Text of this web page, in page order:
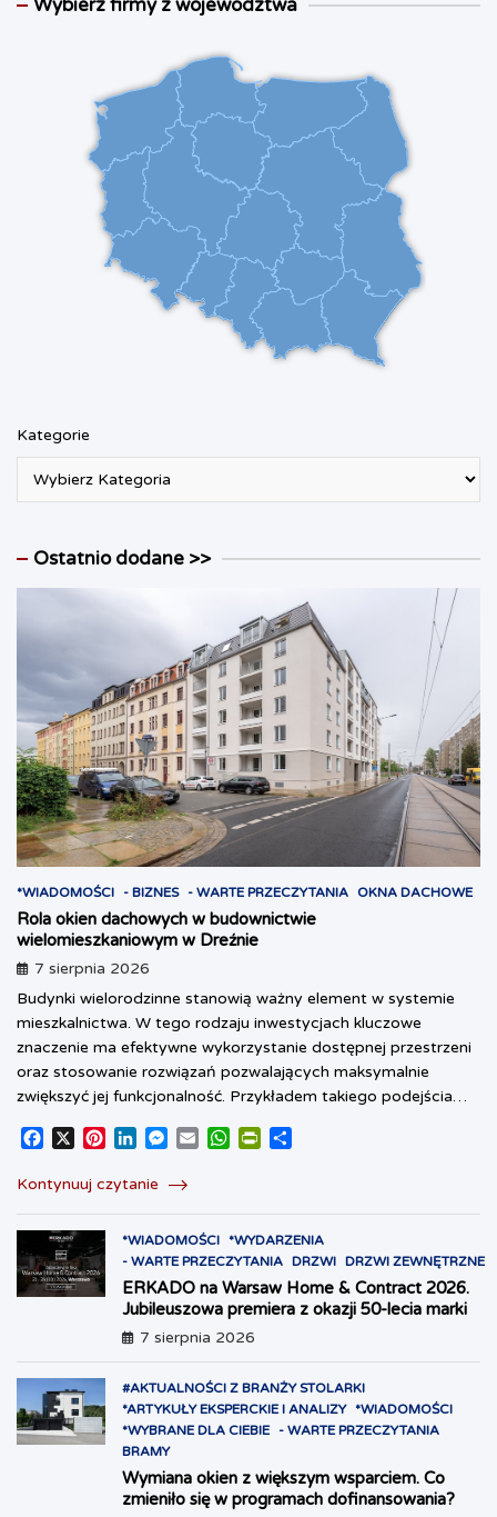
Wybierz firmy z województwa
Kategorie
Ostatnio dodane >>
*WIADOMOŚCI - BIZNES - WARTE PRZECZYTANIA OKNA DACHOWE
Rola okien dachowych w budownictwie
wielomieszkaniowym w Dreźnie
7 sierpnia 2026
Budynki wielorodzinne stanowią ważny element w systemie
mieszkalnictwa. W tego rodzaju inwestycjach kluczowe
znaczenie ma efektywne wykorzystanie dostępnej przestrzeni
oraz stosowanie rozwiązań pozwalających maksymalnie
zwiększyć jej funkcjonalność. Przykładem takiego podejścia…
c
b
o
k
X
n
n
d
I
n
M
s
n
g
e
r
l
W
A
p
p
F
r
i
e
d
l
y
Kontynuuj czytanie
*WIADOMOŚCI *WYDARZENIA
- WARTE PRZECZYTANIA DRZWI DRZWI ZEWNĘTRZNE
ERKADO na Warsaw Home & Contract 2026.
Jubileuszowa premiera z okazji 50-lecia marki
7 sierpnia 2026
#AKTUALNOŚCI Z BRANŻY STOLARKI
*ARTYKUŁY EKSPERCKIE I ANALIZY *WIADOMOŚCI
*WYBRANE DLA CIEBIE
- WARTE PRZECZYTANIA
BRAMY
Wymiana okien z większym wsparciem. Co
zmieniło się w programach dofinansowania?